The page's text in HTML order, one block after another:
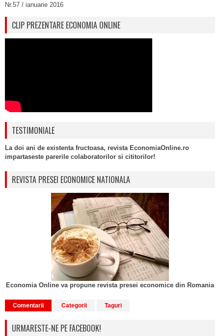
Nr.57 / ianuarie 2016
CLIP PREZENTARE ECONOMIA ONLINE
TESTIMONIALE
La doi ani de existenta fructoasa, revista EconomiaOnline.ro
impartaseste parerile colaboratorilor si cititorilor!
REVISTA PRESEI ECONOMICE NATIONALA
Economia Online va propune revista presei economice din Romania
Comentarii Categorii Taguri
URMARESTE-NE PE FACEBOOK!